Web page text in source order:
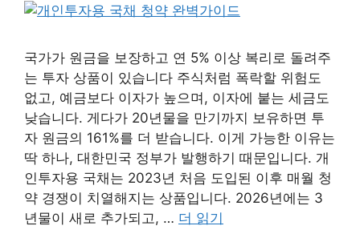
국가가 원금을 보장하고 연 5% 이상 복리로 돌려주
는 투자 상품이 있습니다 주식처럼 폭락할 위험도
없고, 예금보다 이자가 높으며, 이자에 붙는 세금도
낮습니다. 게다가 20년물을 만기까지 보유하면 투
자 원금의 161%를 더 받습니다. 이게 가능한 이유는
딱 하나, 대한민국 정부가 발행하기 때문입니다. 개
인투자용 국채는 2023년 처음 도입된 이후 매월 청
약 경쟁이 치열해지는 상품입니다. 2026년에는 3
년물이 새로 추가되고, … 더 읽기